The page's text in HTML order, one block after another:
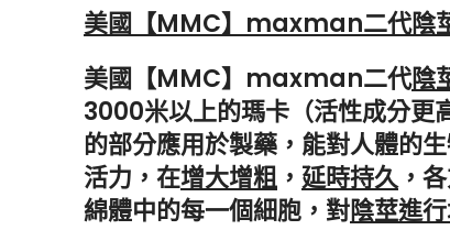
美國【MMC】maxman二代陰
美國【MMC】maxman二代陰
3000米以上的瑪卡（活性成分更
的部分應用於製藥，能對人體的
活力，在增大增粗 ， 延時持久，
綿體中的每一個細胞，對陰莖進